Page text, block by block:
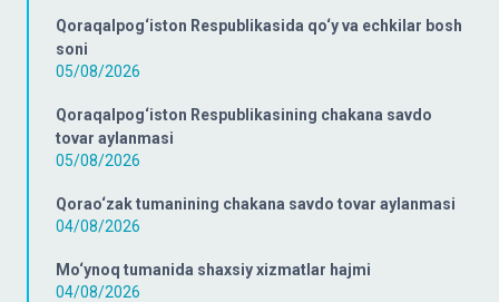
Qoraqalpog‘iston Respublikasida qo‘y va echkilar bosh
soni
05/08/2026
Qoraqalpog‘iston Respublikasining chakana savdo
tovar aylanmasi
05/08/2026
Qorao‘zak tumanining chakana savdo tovar aylanmasi
04/08/2026
Mo‘ynoq tumanida shaxsiy xizmatlar hajmi
04/08/2026